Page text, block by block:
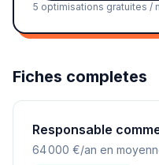
5 optimisations gratuites /
Fiches completes
Responsable
64 000 €/an en